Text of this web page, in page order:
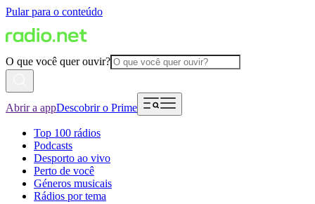
Pular para o conteúdo
O que você quer ouvir?
Abrir a appDescobrir o Prime
Top 100 rádios
Podcasts
Desporto ao vivo
Perto de você
Géneros musicais
Rádios por tema